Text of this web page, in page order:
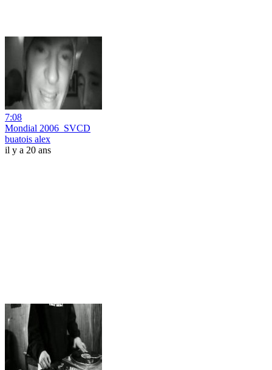
7:08
Mondial 2006_SVCD
buatois alex
il y a 20 ans